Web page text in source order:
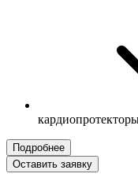
Подробнее
Оставить заявку